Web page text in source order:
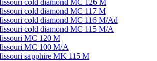
cold diamond MC 126 M
cold diamond MC 117 M
cold diamond MC 116 M/Ad
cold diamond MC 115 M/A
MC 120 M
MC 100 M/A
sapphire MK 115 M